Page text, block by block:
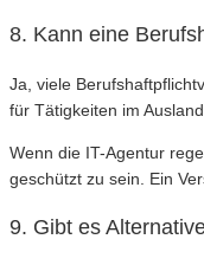
8. Kann eine
Ja, viele
für Tätigkeiten im
Wenn die IT-Agentur
geschützt zu sein. Ein
9. Gibt es